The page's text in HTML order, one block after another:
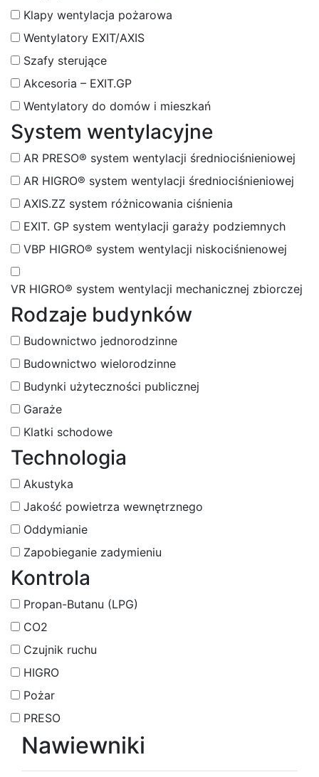
Klapy wentylacja pożarowa
Wentylatory EXIT/AXIS
Szafy sterujące
Akcesoria – EXIT.GP
Wentylatory do domów i mieszkań
System wentylacyjne
AR PRESO® system wentylacji średniociśnieniowej
AR HIGRO® system wentylacji średniociśnieniowej
AXIS.ZZ system różnicowania ciśnienia
EXIT. GP system wentylacji garaży podziemnych
VBP HIGRO® system wentylacji niskociśnienowej
VR HIGRO® system wentylacji mechanicznej zbiorczej
Rodzaje budynków
Budownictwo jednorodzinne
Budownictwo wielorodzinne
Budynki użyteczności publicznej
Garaże
Klatki schodowe
Technologia
Akustyka
Jakość powietrza wewnętrznego
Oddymianie
Zapobieganie zadymieniu
Kontrola
Propan-Butanu (LPG)
CO2
Czujnik ruchu
HIGRO
Pożar
PRESO
Nawiewniki